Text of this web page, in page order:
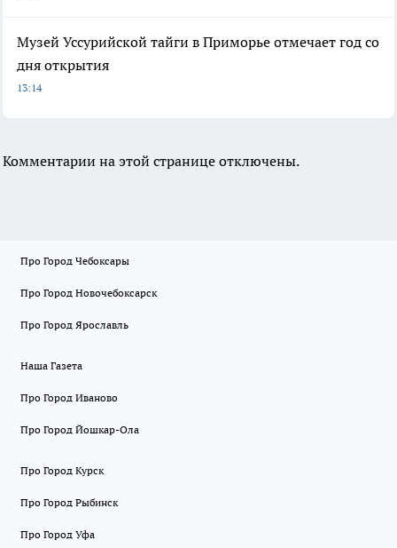
Музей Уссурийской тайги в Приморье отмечает год со
дня открытия
13:14
Комментарии на этой странице отключены.
Про Город Чебоксары
Про Город Новочебоксарск
Про Город Ярославль
Наша Газета
Про Город Иваново
Про Город Йошкар-Ола
Про Город Курск
Про Город Рыбинск
Про Город Уфа